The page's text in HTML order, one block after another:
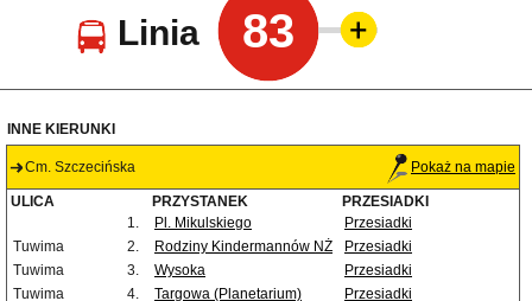
Linia 83
INNE KIERUNKI
Cm. Szczecińska Pokaż na mapie
ULICA PRZYSTANEK
PRZESIADKI
1.
Pl. Mikulskiego
Przesiadki
Tuwima
2. Rodziny Kindermannów NŻ
Przesiadki
Tuwima
3. Wysoka
Przesiadki
Tuwima
4. Targowa (Planetarium)
Przesiadki